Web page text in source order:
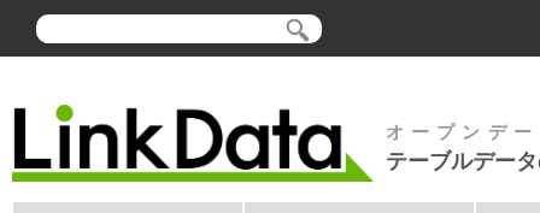
オープンデ
テーブルデー